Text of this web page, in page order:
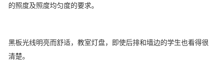
的照度及照度均匀度的要求。
黑板光线明亮而舒适，教室灯盘，即使后排和墙边的学生也看得很
清楚。